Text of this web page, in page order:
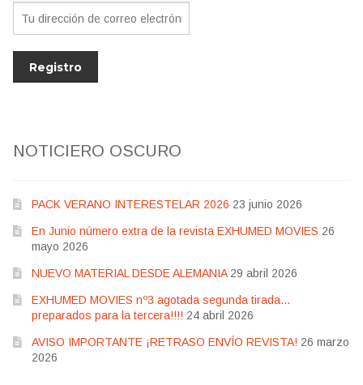
NOTICIERO OSCURO
PACK VERANO INTERESTELAR 2026 23 junio 2026
En Junio número extra de la revista EXHUMED MOVIES 26
mayo 2026
NUEVO MATERIAL DESDE ALEMANIA 29 abril 2026
EXHUMED MOVIES nº3 agotada segunda tirada…
preparados para la tercera!!!! 24 abril 2026
AVISO IMPORTANTE ¡RETRASO ENVÍO REVISTA! 26 marzo
2026